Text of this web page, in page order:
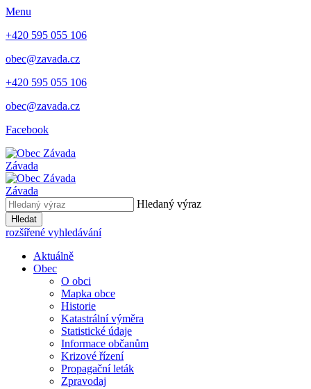
Menu
+420 595 055 106
obec@zavada.cz
+420 595 055 106
obec@zavada.cz
Facebook
Závada
Závada
Hledaný výraz
Hledat
rozšířené vyhledávání
Aktuálně
Obec
O obci
Mapka obce
Historie
Katastrální výměra
Statistické údaje
Informace občanům
Krizové řízení
Propagační leták
Zpravodaj